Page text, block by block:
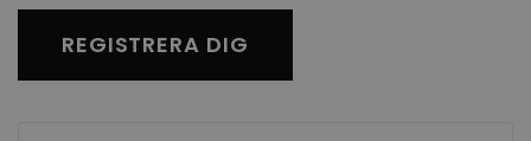
REGISTRERA DIG